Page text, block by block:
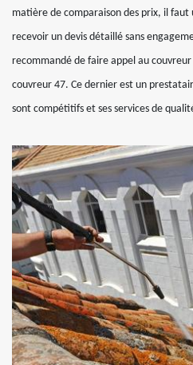
matière de comparaison des prix, il faut
recevoir un devis détaillé sans
recommandé de faire appel au
couvreur 47. Ce dernier est un
sont compétitifs et ses services de